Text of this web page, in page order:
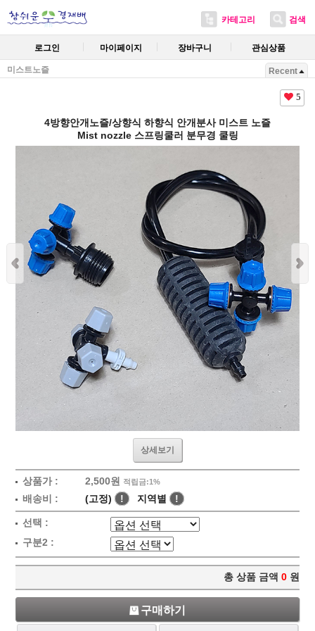
카테고리 검색
로그인 마이페이지 장바구니 관심상품
미스트노즐 Recent
5
4방향안개노즐/상향식 하향식 안개분사 미스트 노즐
Mist nozzle 스프링쿨러 분무경 쿨링
상세보기
상품가 : 2,500원 적립금:1%
배송비 : (고정) ! 지역별 !
선택 :
구분2 :
총 상품 금액 0 원
구매하기